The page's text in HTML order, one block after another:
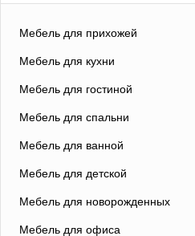
Мебель для прихожей
Мебель для кухни
Мебель для гостиной
Мебель для спальни
Мебель для ванной
Мебель для детской
Мебель для новорожденных
Мебель для офиса